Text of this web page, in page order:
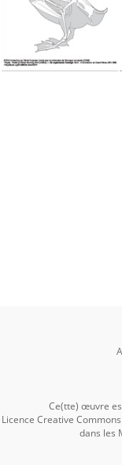
Ce(tte) œuvre
Licence Creative
dans les